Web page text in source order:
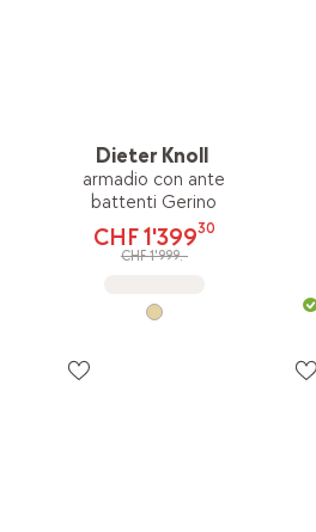
Dieter Knoll
armadio con ante
battenti Gerino
CHF 1'39930
CHF 1'999.-